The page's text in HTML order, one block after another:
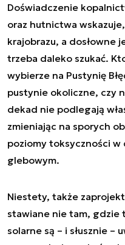
Doświadczenie
oraz hutnictwa
krajobrazu, a dosłowne
trzeba daleko szukać.
wybierze na Pustynię
pustynie okoliczne, czy
dekad nie podlegają
zmieniając na sporych
poziomy toksyczności
glebowym.
Niestety, także
stawiane nie tam, gdzie
solarne są – i słusznie –